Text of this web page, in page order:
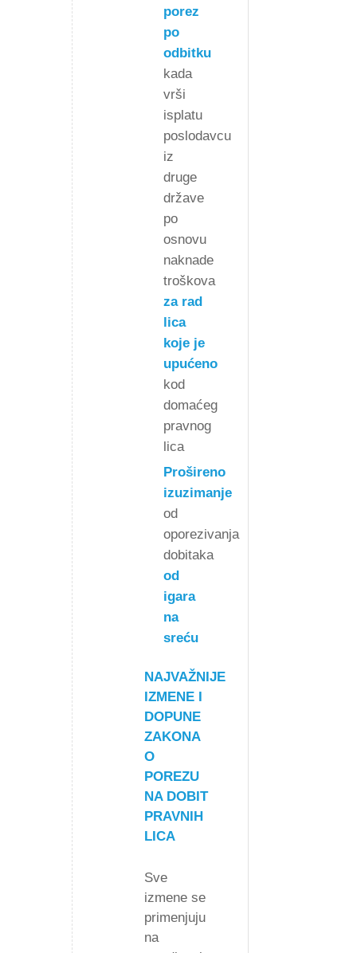
porez
po
odbitku
kada
vrši
isplatu
poslodavcu
iz
druge
države
po
osnovu
naknade
troškova
za rad
lica
koje je
upućeno
kod
domaćeg
pravnog
lica
Prošireno
izuzimanje
od
oporezivanja
dobitaka
od
igara
na
sreću
NAJVAŽNIJE
IZMENE I
DOPUNE
ZAKONA
O
POREZU
NA DOBIT
PRAVNIH
LICA
Sve
izmene se
primenjuju
na